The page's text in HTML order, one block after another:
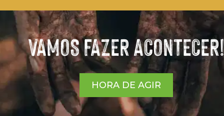
VAMOS FAZER ACONTECER!
HORA DE AGIR